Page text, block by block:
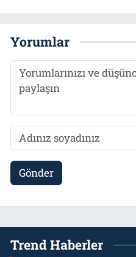
Yorumlar
Gönder
Trend Haberler